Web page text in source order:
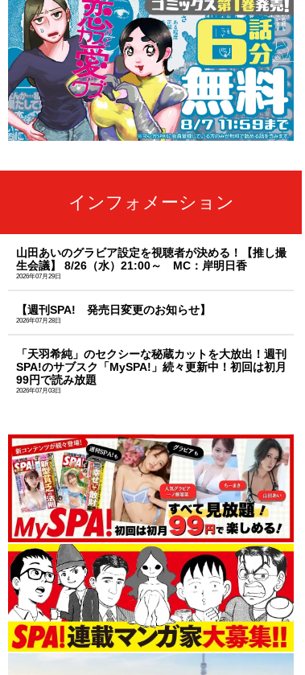
インフォメーション
山田あいのグラビア設定を視聴者が決める！【推し撮
生会議】 8/26（水）21:00～ MC：岸明日香
2026年07月29日
【週刊SPA! 発売日変更のお知らせ】
2026年07月28日
「天羽希純」のセクシーな秘蔵カットを大放出！週刊
SPA!のサブスク「MySPA!」続々更新中！初回は初月
99円で読み放題
2026年07月03日